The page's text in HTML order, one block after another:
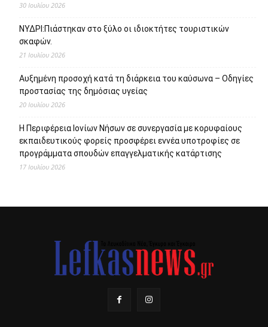
30 Ιουλίου 2026
ΝΥΔΡΙ:Πιάστηκαν στο ξύλο οι ιδιοκτήτες τουριστικών
σκαφών.
21 Ιουλίου 2026
Αυξημένη προσοχή κατά τη διάρκεια του καύσωνα – Οδηγίες
προστασίας της δημόσιας υγείας
20 Ιουλίου 2026
Η Περιφέρεια Ιονίων Νήσων σε συνεργασία με κορυφαίους
εκπαιδευτικούς φορείς προσφέρει εννέα υποτροφίες σε
προγράμματα σπουδών επαγγελματικής κατάρτισης
17 Ιουλίου 2026